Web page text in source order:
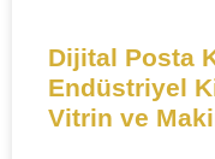
​​Dijital Posta
Endüstriyel
Vitrin ve